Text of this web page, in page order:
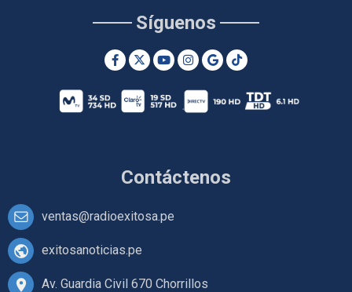
Contáctenos
ventas@radioexitosa.pe
exitosanoticias.pe
Av. Guardia Civil 670 Chorrillos
Síguenos